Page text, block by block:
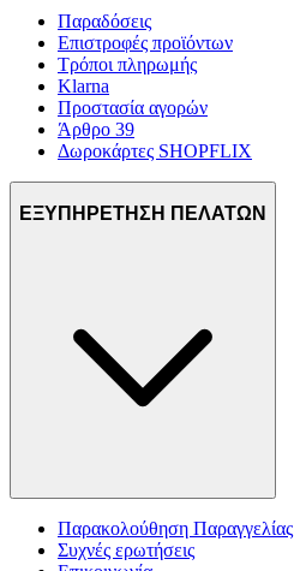
Παραδόσεις
Επιστροφές προϊόντων
Τρόποι πληρωμής
Klarna
Προστασία αγορών
Άρθρο 39
Δωροκάρτες SHOPFLIX
ΕΞΥΠΗΡΕΤΗΣΗ ΠΕΛΑΤΩΝ
Παρακολούθηση Παραγγελίας
Συχνές ερωτήσεις